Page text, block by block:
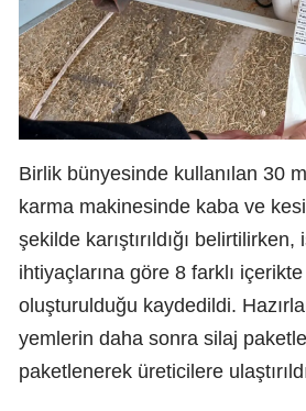
Birlik bünyesinde kullanılan 30
karma makinesinde kaba ve
şekilde karıştırıldığı
ihtiyaçlarına göre 8 farklı
oluşturulduğu kaydedildi.
yemlerin daha sonra silaj
paketlenerek üreticilere